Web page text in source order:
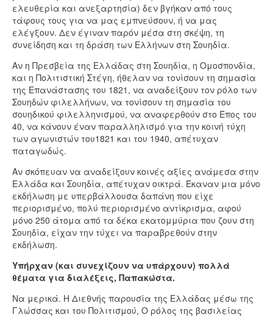
ελευθερία και ανεξαρτησία) δεν βγήκαν από τους
τάφους τους για να μας εμπνεύσουν, ή να μας
ελέγξουν. Δεν έγιναν παρόν μέσα στη σκέψη, τη
συνείδηση και τη δράση των Ελλήνων στη Σουηδία.
Αν η Πρεσβεία της Ελλάδας στη Σουηδία, η Ομοσπονδία,
και η Πολιτιστική Στέγη, ήθελαν να τονίσουν τη σημασία
της Επανάστασης του 1821, να αναδείξουν τον ρόλο των
Σουηδών φιλελλήνων, να τονίσουν τη σημασία του
σουηδικού φιλελληνισμού, να αναφερθούν στο Έπος του
40, να κάνουν έναν παραλληλισμό για την κοινή τύχη
των αγωνιστών του1821 και του 1940, απέτυχαν
παταγωδώς.
Αν σκόπευαν να αναδείξουν κοινές αξίες ανάμεσα στην
Ελλάδα και Σουηδία, απέτυχαν οικτρά. Έκαναν μια μόνο
εκδήλωση με υπερβάλλουσα δαπάνη που είχε
περιορισμένο, πολύ περιορισμένο αντίκρισμα, αφού
μόνο 250 άτομα από τα δέκα εκατομμύρια που ζουν στη
Σουηδία, είχαν την τύχει να παραβρεθούν στην
εκδήλωση.
Υπήρχαν (και συνεχίζουν να υπάρχουν) πολλά
θέματα για διαλέξεις, Παπακώστα.
Να μερικά. Η Διεθνής παρουσία της Ελλάδας μέσω της
Γλώσσας και του Πολιτισμού, Ο ρόλος της βασιλείας